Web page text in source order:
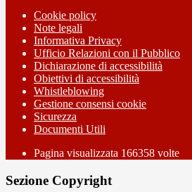
Cookie policy
Note legali
Informativa Privacy
Ufficio Relazioni con il Pubblico
Dichiarazione di accessibilità
Obiettivi di accessibilità
Whistleblowing
Gestione consensi cookie
Sicurezza
Documenti Utili
Pagina visualizzata 166358 volte
Sezione Copyright